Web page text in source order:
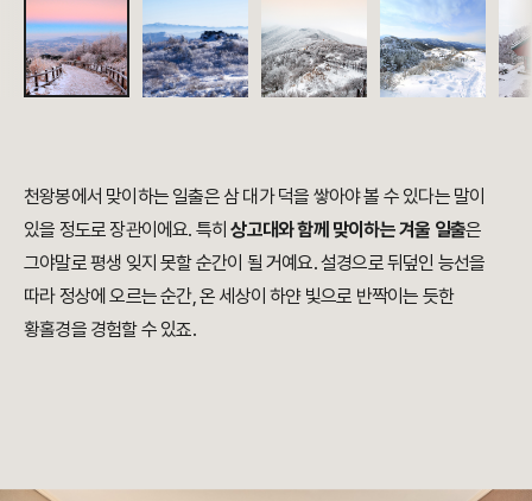
천왕봉에서 맞이하는 일출은 삼 대가 덕을 쌓아야 볼 수 있다는 말이
있을 정도로 장관이에요. 특히상고대와 함께 맞이하는 겨울 일출은
그야말로 평생 잊지 못할 순간이 될 거예요. 설경으로 뒤덮인 능선을
따라 정상에 오르는 순간, 온 세상이 하얀 빛으로 반짝이는 듯한
황홀경을 경험할 수 있죠.